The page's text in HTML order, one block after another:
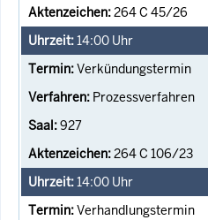
264 C 45/26
14:00 Uhr
Verkündungstermin
Prozessverfahren
927
264 C 106/23
14:00 Uhr
Verhandlungstermin